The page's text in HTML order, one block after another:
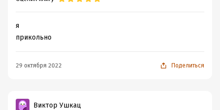
я
прикольно
29 октября 2022 Поделиться
Виктор Ушкац